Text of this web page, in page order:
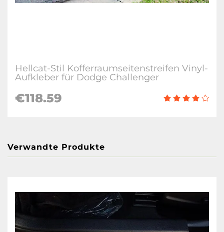
Hellcat-Stil Kofferraumseitenstreifen Vinyl-
Aufkleber für Dodge Challenger
€118.59
Verwandte Produkte